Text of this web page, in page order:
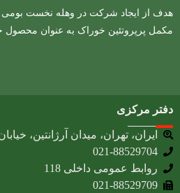
هدف از ایجاد شرکت در وهله نخست بومی
مکمل پرپروتئین خوراک به عنوان محصول
دفتر مرکزی
ایران، تهران، میدان آرژانتین، خیابان احمد قصیر، 16
021-88529704
روابط عمومی داخلی 118
021-88529709